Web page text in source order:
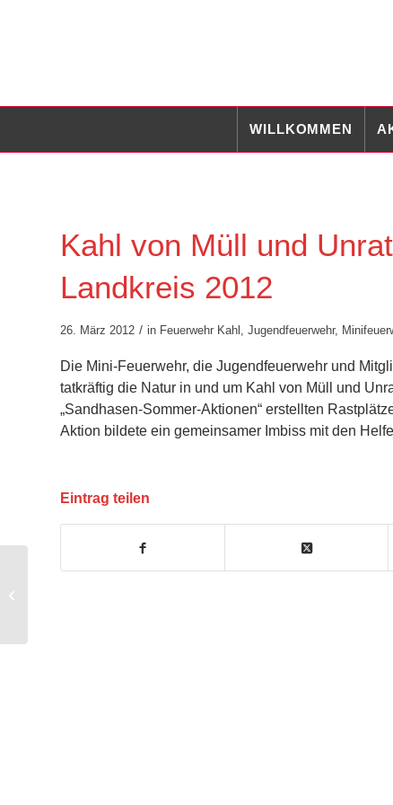
WILLKOMMEN
Kahl von Müll und
Landkreis 2012
26. März 2012 / in Feuerwehr Kahl , Jugendfeuerwehr,
Die Mini-Feuerwehr, die Jugendfeuerwehr und
tatkräftig die Natur in und um Kahl von Müll und
„Sandhasen-Sommer-Aktionen“ erstellten
Aktion bildete ein gemeinsamer Imbiss mit den
Eintrag teilen